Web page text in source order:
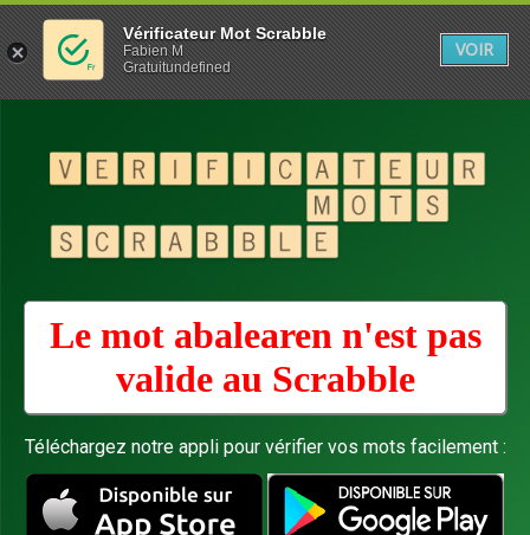
Le mot abalearen n'est pas
valide au Scrabble
Téléchargez notre appli pour vérifier vos mots facilement :
Vérificateur Mot Scrabble
Fabien M
Gratuitundefined
VOIR